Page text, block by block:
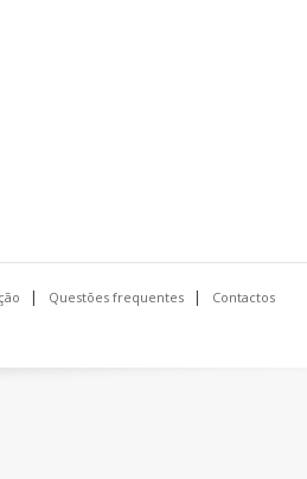
Questões frequentes Contactos